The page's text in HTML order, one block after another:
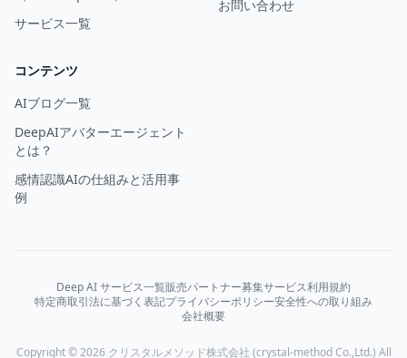
サービス一覧
お問い合わせ
コンテンツ
AIブログ一覧
DeepAIアバターエージェント
とは？
感情認識AIの仕組みと活用事
例
Deep AI サービス一覧販売パートナー募集サービス利用規約
特定商取引法に基づく表記プライバシーポリシー安全性への取り組み
会社概要
Copyright © 2026 クリスタルメソッド株式会社 (crystal-method Co.,Ltd.) All